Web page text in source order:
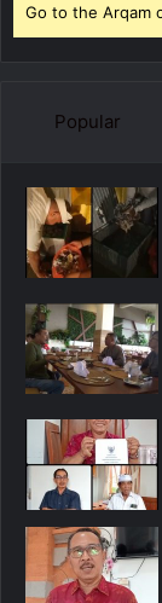
Go to the Arqam
Popular